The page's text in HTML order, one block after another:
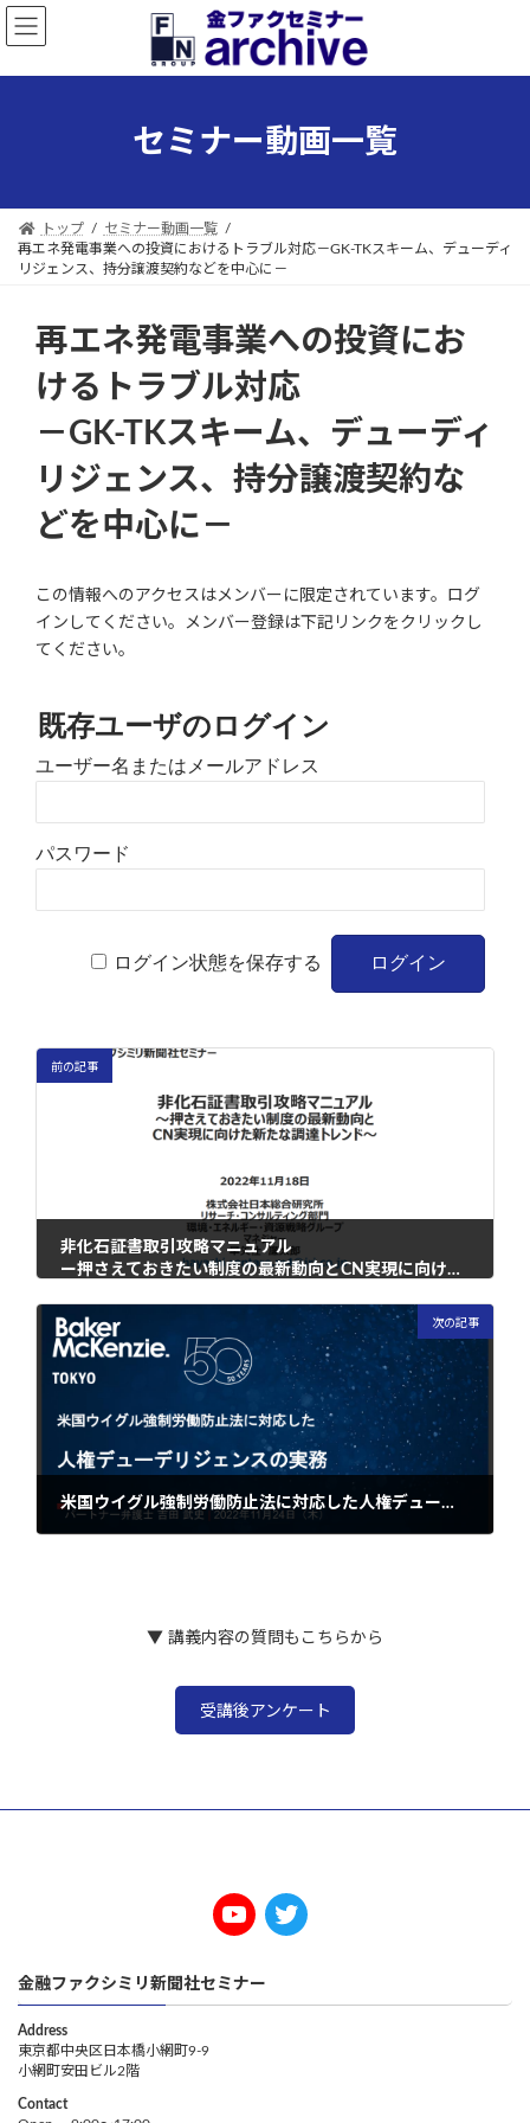
コ
ン
ッ
ナ
ビ
移
セミナー動画一覧
トップ
セミナー動画一覧
再エネ発電事業への投資におけるトラブル対応－GK-TKスキーム、デューディ
リジェンス、持分譲渡契約などを中心に－
再エネ発電事業への投資にお
けるトラブル対応
－GK-TKスキーム、デューディ
リジェンス、持分譲渡契約な
どを中心に－
この情報へのアクセスはメンバーに限定されています。ログ
インしてください。メンバー登録は下記リンクをクリックし
てください。
既存ユーザのログイン
ユーザー名またはメールアドレス
パスワード
ログイン状態を保存する
前の記事
非化石証書取引攻略マニュアル
ー押さえておきたい制度の最新動向とCN実現に向けた新たなトレンドー
2022年11月21日 次の記事
米国ウイグル強制労働防止法に対応した人権デューデリジェンスの実務
▼ 講義内容の質問もこちらから
受講後アンケート
金融ファクシミリ新聞社セミナー
Address
東京都中央区日本橋小網町9-9
小網町安田ビル2階
Contact